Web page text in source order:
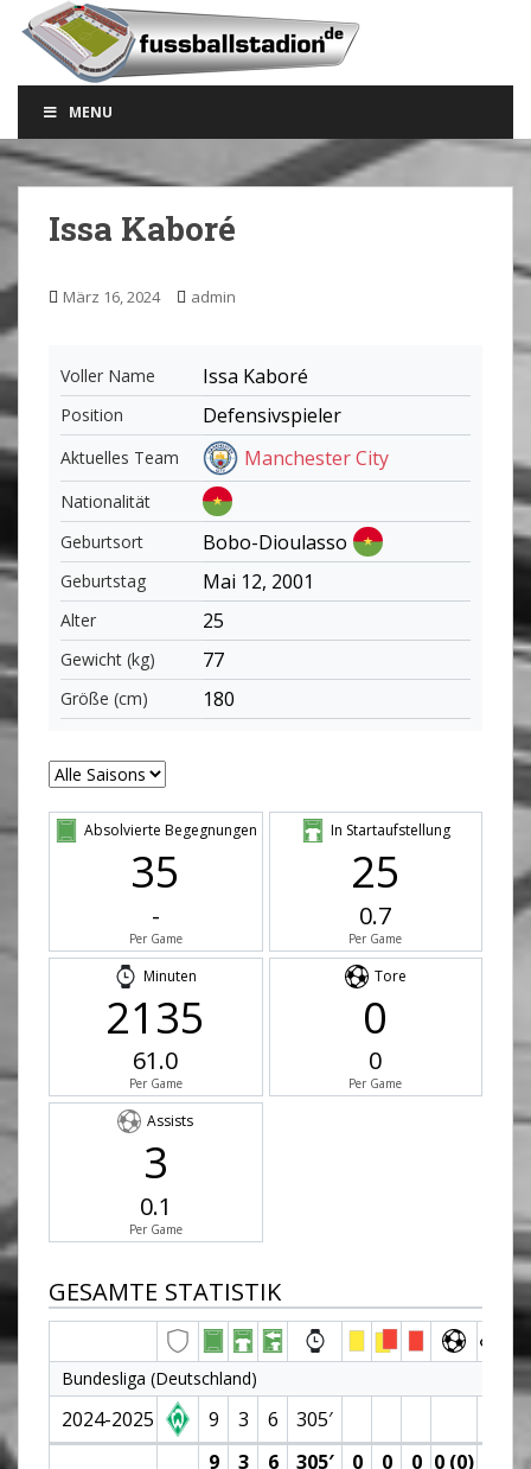
o
i
c
n
t
n
t
MENU
Issa Kaboré
März 16, 2024 admin
Voller Name Issa Kaboré
Position Defensivspieler
Aktuelles Team Manchester City
Nationalität
Geburtsort
Bobo-Dioulasso
Geburtstag Mai 12, 2001
Alter 25
Gewicht (kg) 77
Größe (cm) 180
Absolvierte Begegnungen
35
-
Per Game
In Startaufstellung
25
0.7
Per Game
Minuten
2135
61.0
Per Game
Tore
0
0
Per Game
Assists
3
0.1
Per Game
GESAMTE STATISTIK
Bundesliga (Deutschland)
2024-2025 9 3 6 305′
9
3 6 305′ 0 0 0 0 (0)